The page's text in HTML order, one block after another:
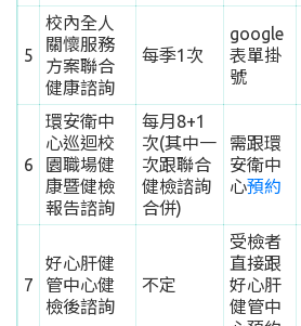
5
校內全人
關懷服務
方案聯合
健康諮詢
每季1次
google
表單掛
號
6
環安衛中
心巡迴校
園職場健
康暨健檢
報告諮詢
每月8+1
次(其中一
次跟聯合
健檢諮詢
合併)
需跟環
安衛中
心預約
7
好心肝健
管中心健
檢後諮詢
不定
受檢者
直接跟
好心肝
健管中